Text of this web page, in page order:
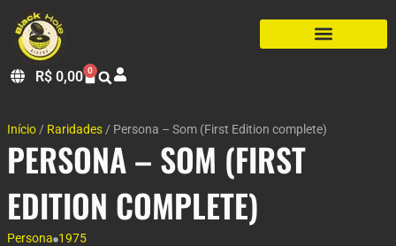
R$ 0,00 0
Início / Raridades / Persona – Som (First Edition complete)
PERSONA – SOM (FIRST
EDITION COMPLETE)
Persona 1975